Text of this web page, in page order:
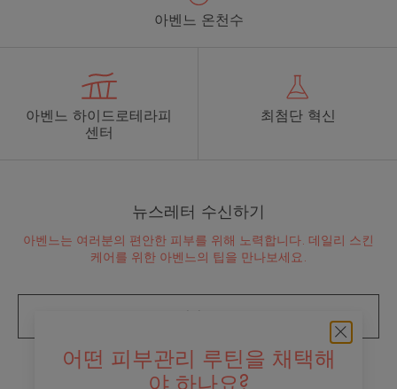
어떤 피부관리 루틴을 채택해
야 하나요?
아벤느 온천수
아벤느 하이드로테라피
센터
최첨단 혁신
뉴스레터 수신하기
아벤느는 여러분의 편안한 피부를 위해 노력합니다. 데일리 스킨
케어를 위한 아벤느의 팁을 만나보세요.
뉴스레터 구독
브랜드 소개